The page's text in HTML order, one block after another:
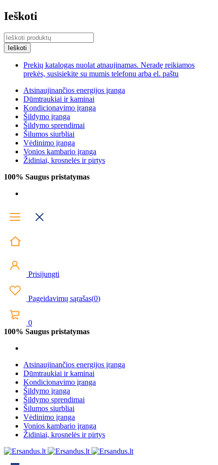
Ieškoti
Prekių katalogas nuolat atnaujinamas. Neradę reikiamos
prekės, susisiekite su mumis telefonu arba el. paštu
Atsinaujinančios energijos įranga
Dūmtraukiai ir kaminai
Kondicionavimo įranga
Šildymo įranga
Šildymo sprendimai
Šilumos siurbliai
Vėdinimo įranga
Vonios kambario įranga
Židiniai, krosnelės ir pirtys
100% Saugus pristatymas
Prisijungti
Pageidavimų sąrašas(0)
0
100% Saugus pristatymas
Atsinaujinančios energijos įranga
Dūmtraukiai ir kaminai
Kondicionavimo įranga
Šildymo įranga
Šildymo sprendimai
Šilumos siurbliai
Vėdinimo įranga
Vonios kambario įranga
Židiniai, krosnelės ir pirtys